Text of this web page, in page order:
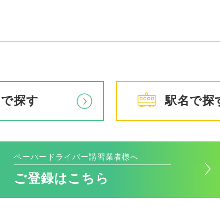
探す 駅名で探
ペーパードライバー講習業者様へ
ご登録はこちら